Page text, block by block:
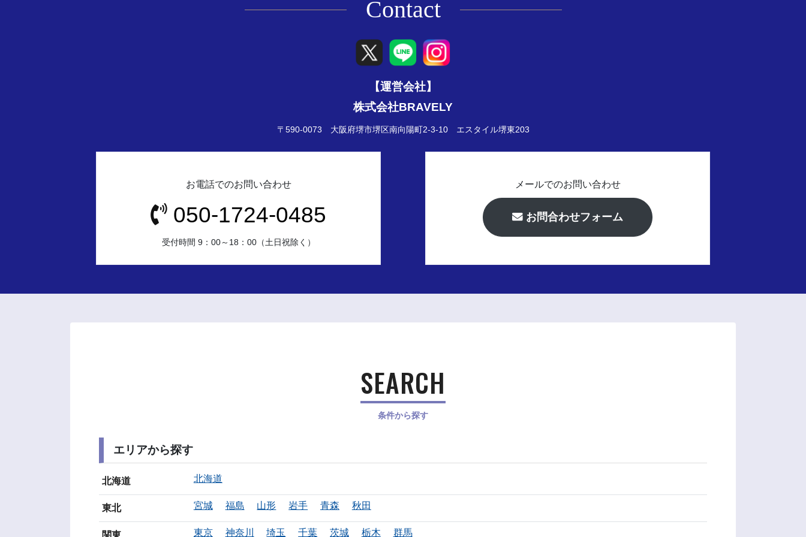
Contact
【運営会社】
株式会社BRAVELY
〒590-0073 大阪府堺市堺区南向陽町2-3-10 エスタイル堺東203
お電話でのお問い合わせ
050-1724-0485
受付時間 9：00～18：00（土日祝除く）
メールでのお問い合わせ
お問合わせフォーム
SEARCH
条件から探す
エリアから探す
北海道 北海道
東北 宮城 福島 山形 岩手 青森 秋田
関東 東京 神奈川 埼玉 千葉 茨城 栃木 群馬